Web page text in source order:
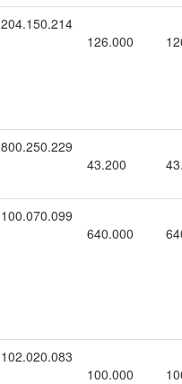
204.150.214
126.000
800.250.229
43.200
100.070.099
640.000
102.020.083
100.000